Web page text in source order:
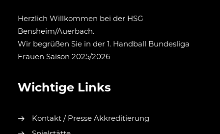
Herzlich Willkommen bei der HSG
Bensheim/Auerbach.
Wir begrüßen Sie in der 1. Handball Bundesliga
Frauen Saison 2025/2026
Wichtige Links
Kontakt / Presse Akkreditierung